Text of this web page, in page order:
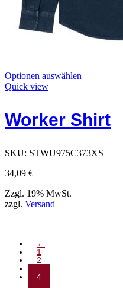
Optionen auswählen
die
auf
Produktseite
Quick view
Worker Shirt
SKU: STWU975C373XS
34,09 €
Zzgl. 19% MwSt.
zzgl. Versand
←
1
2
4